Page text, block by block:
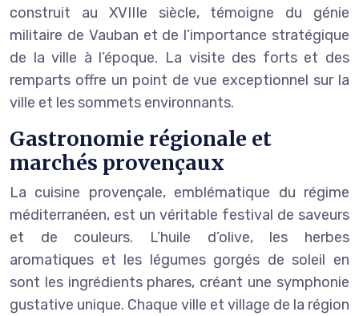
construit au XVIIIe siècle, témoigne du génie
militaire de Vauban et de l’importance stratégique
de la ville à l’époque. La visite des forts et des
remparts offre un point de vue exceptionnel sur la
ville et les sommets environnants.
Gastronomie régionale et
marchés provençaux
La cuisine provençale, emblématique du régime
méditerranéen, est un véritable festival de saveurs
et de couleurs. L’huile d’olive, les herbes
aromatiques et les légumes gorgés de soleil en
sont les ingrédients phares, créant une symphonie
gustative unique. Chaque ville et village de la région